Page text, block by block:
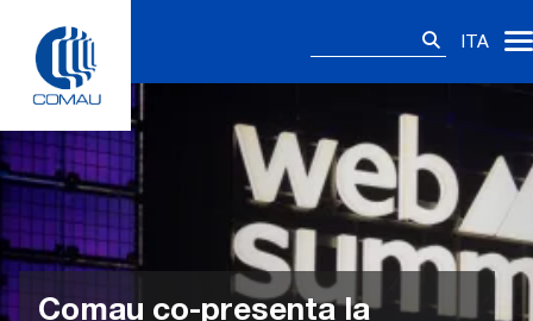
content
ITA
Comau co-presenta la